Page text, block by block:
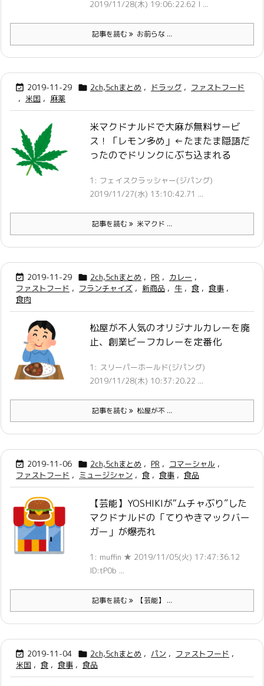
2019/11/28(木) 19:06:22.62 I ...
記事を読む お前らな ...
 2019-11-29  2ch,5chまとめ , ドラッグ , ファストフード
, 米国 , 麻薬
米マクドナルドで大麻が無料サービ
ス！「レモン多め」←たまたま隠語だ
ったのでドリンクにぶち込まれる
1: フェイスクラッシャー(ジパング)
2019/11/27(水) 13:10:42.71 ...
記事を読む 米マクド ...
 2019-11-29  2ch,5chまとめ , PR , カレー ,
ファストフード , フランチャイズ , 新商品 , 牛 , 食 , 食事 ,
食肉
松屋が不人気のオリジナルカレーを廃
止、創業ビーフカレーを定番化
1: スリーパーホールド(ジパング)
2019/11/28(木) 10:37:20.22 ...
記事を読む 松屋が不 ...
 2019-11-06  2ch,5chまとめ , PR , コマーシャル ,
ファストフード , ミュージシャン , 食 , 食事 , 食品
【芸能】YOSHIKIが“ムチャぶり”した
マクドナルドの「てりやきマックバー
ガー」が爆売れ
1: muffin ★ 2019/11/05(火) 17:47:36.12
ID:tP0b ...
記事を読む 【芸能】 ...
 2019-11-04  2ch,5chまとめ , パン , ファストフード ,
米国 , 食 , 食事 , 食品